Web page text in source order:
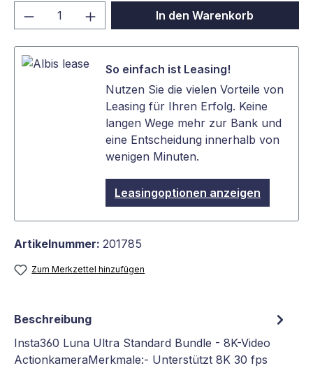
Produkt Anzahl: Gib denIn den Warenkorb
So einfach ist Leasing!
Nutzen Sie die vielen Vorteile von
Leasing für Ihren Erfolg. Keine
langen Wege mehr zur Bank und
eine Entscheidung innerhalb von
wenigen Minuten.
Leasingoptionen anzeigen
Artikelnummer: 201785
Zum Merkzettel hinzufügen
Beschreibung
Insta360 Luna Ultra Standard Bundle - 8K-Video
ActionkameraMerkmale:- Unterstützt 8K 30 fps